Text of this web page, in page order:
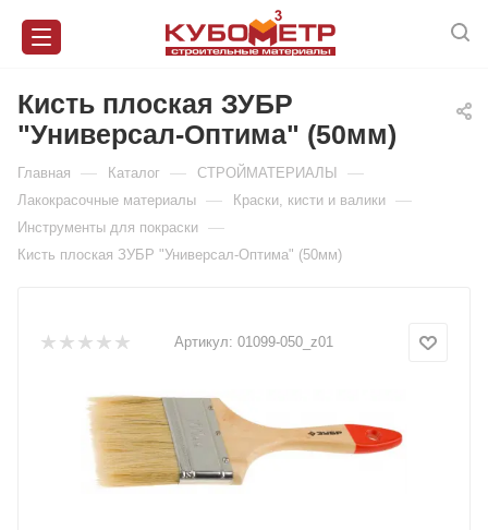
Кисть плоская ЗУБР
"Универсал-Оптима" (50мм)
Главная — Каталог — СТРОЙМАТЕРИАЛЫ —
Лакокрасочные материалы — Краски, кисти и валики —
Инструменты для покраски —
Кисть плоская ЗУБР "Универсал-Оптима" (50мм)
Артикул: 01099-050_z01